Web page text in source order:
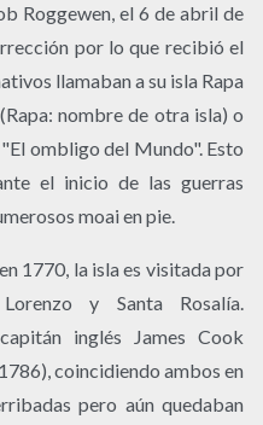
Roggewen, el 6 de abril de
por lo que recibió el
llamaban a su isla Rapa
nombre de otra isla) o
ombligo del Mundo". Esto
el inicio de las guerras
moai en pie.
1770, la isla es visitada por
y Santa Rosalía.
inglés James Cook
coincidiendo ambos en
pero aún quedaban